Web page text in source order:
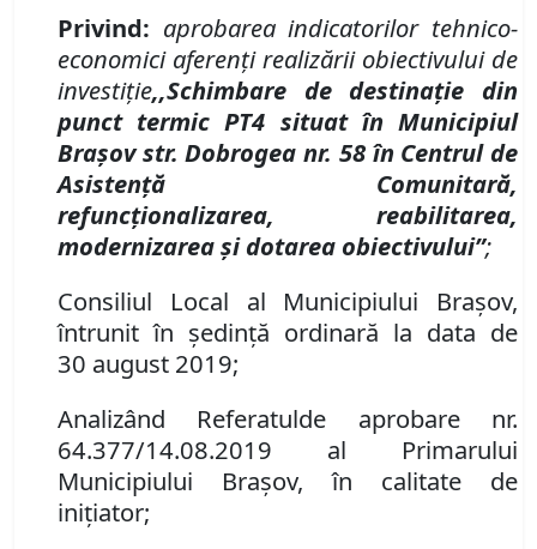
Privind: aprobarea indicatorilor tehnico-
economici aferenți realizării obiectivului de
investiție,,Schimbare de destinație din
punct termic PT4 situat în Municipiul
Brașovstr. Dobrogea nr. 58 în Centrul de
Asistență Comunitară,
refuncționalizarea, reabilitarea,
modernizarea și dotarea obiectivului”;
Consiliul Local al Municipiului Braşov,
întrunit în şedinţă ordinară la data de
30 august 2019;
Analizând Referatulde aprobare nr.
64.377/14.08.2019 al Primarului
Municipiului Brașov, în calitate de
inițiator;